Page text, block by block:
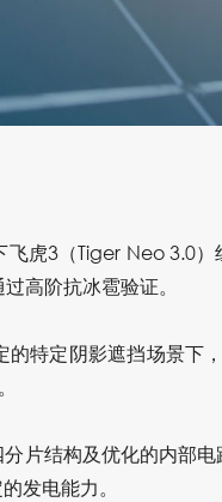
飞虎3（Tiger Neo 3.0）
过高阶抗冰雹验证。
特定阴影遮挡场景下
片结构及优化的内部
发电能力。